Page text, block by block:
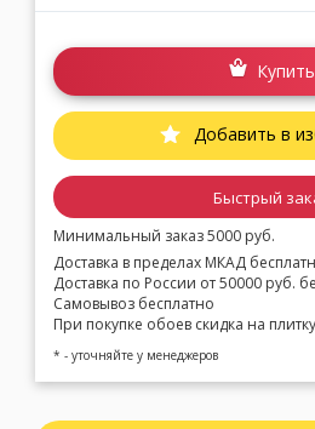
Купить
Добавить в
Быстрый
Минимальный заказ 5000 руб.
Доставка в пределах МКАД
Доставка по России от 50000 руб.
Самовывоз бесплатно
При покупке обоев скидка на плитку
* - уточняйте у менеджеров